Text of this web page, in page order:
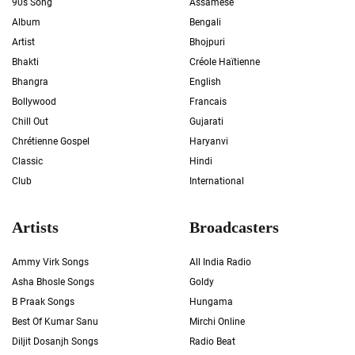
90s Song
Album
Artist
Bhakti
Bhangra
Bollywood
Chill Out
Chrétienne Gospel
Classic
Club
Assamese
Bengali
Bhojpuri
Créole Haïtienne
English
Francais
Gujarati
Haryanvi
Hindi
International
Artists
Ammy Virk Songs
Asha Bhosle Songs
B Praak Songs
Best Of Kumar Sanu
Diljit Dosanjh Songs
Broadcasters
All India Radio
Goldy
Hungama
Mirchi Online
Radio Beat